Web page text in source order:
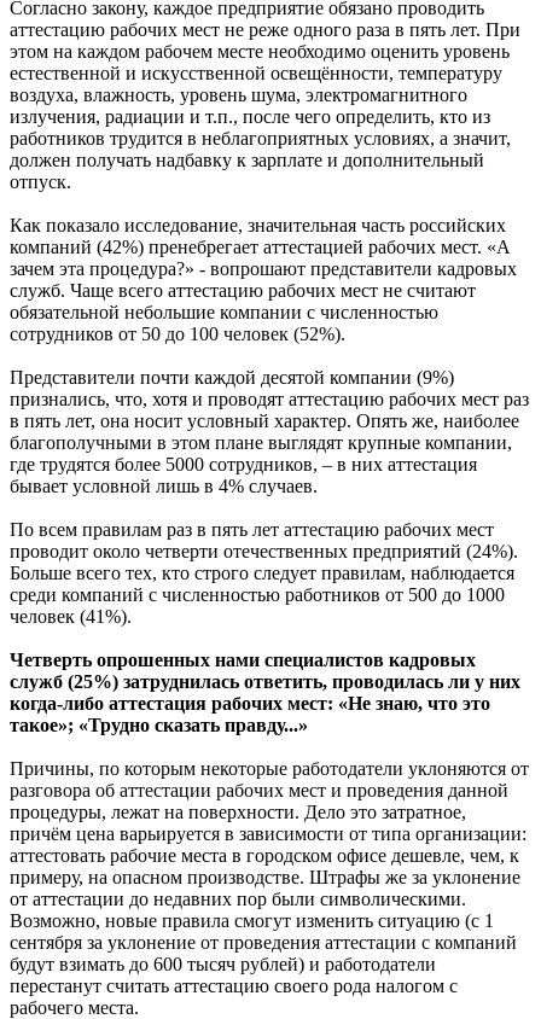
Согласно закону, каждое предприятие обязано проводить
аттестацию рабочих мест не реже одного раза в пять лет. При
этом на каждом рабочем месте необходимо оценить уровень
естественной и искусственной освещённости, температуру
воздуха, влажность, уровень шума, электромагнитного
излучения, радиации и т.п., после чего определить, кто из
работников трудится в неблагоприятных условиях, а значит,
должен получать надбавку к зарплате и дополнительный
отпуск.
Как показало исследование, значительная часть российских
компаний (42%) пренебрегает аттестацией рабочих мест. «А
зачем эта процедура?» - вопрошают представители кадровых
служб. Чаще всего аттестацию рабочих мест не считают
обязательной небольшие компании с численностью
сотрудников от 50 до 100 человек (52%).
Представители почти каждой десятой компании (9%)
признались, что, хотя и проводят аттестацию рабочих мест раз
в пять лет, она носит условный характер. Опять же, наиболее
благополучными в этом плане выглядят крупные компании,
где трудятся более 5000 сотрудников, – в них аттестация
бывает условной лишь в 4% случаев.
По всем правилам раз в пять лет аттестацию рабочих мест
проводит около четверти отечественных предприятий (24%).
Больше всего тех, кто строго следует правилам, наблюдается
среди компаний с численностью работников от 500 до 1000
человек (41%).
Четверть опрошенных нами специалистов кадровых
служб (25%) затруднилась ответить, проводилась ли у них
когда-либо аттестация рабочих мест: «Не знаю, что это
такое»; «Трудно сказать правду...»
Причины, по которым некоторые работодатели уклоняются от
разговора об аттестации рабочих мест и проведения данной
процедуры, лежат на поверхности. Дело это затратное,
причём цена варьируется в зависимости от типа организации:
аттестовать рабочие места в городском офисе дешевле, чем, к
примеру, на опасном производстве. Штрафы же за уклонение
от аттестации до недавних пор были символическими.
Возможно, новые правила смогут изменить ситуацию (с 1
сентября за уклонение от проведения аттестации с компаний
будут взимать до 600 тысяч рублей) и работодатели
перестанут считать аттестацию своего рода налогом с
рабочего места.